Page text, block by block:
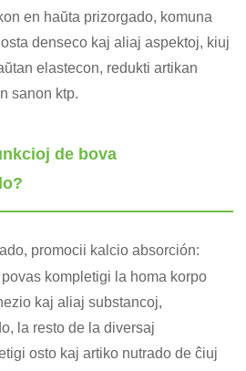
en haŭta prizorgado, komuna
denseco kaj aliaj aspektoj, kiuj
elastecon, redukti artikan
sanon ktp.
de bova
promocii kalcio absorción:
kompletigi la homa korpo
kaj aliaj substancoj,
la resto de la diversaj
osto kaj artiko nutrado de ĉiuj